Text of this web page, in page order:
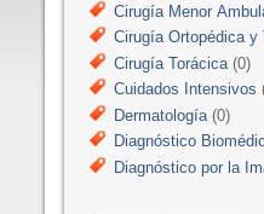
Cirugía Menor
Cirugía Ortopédica y
Cirugía Torácica(0)
Cuidados Intensivos
Dermatología(0)
Diagnóstico
Diagnóstico por la